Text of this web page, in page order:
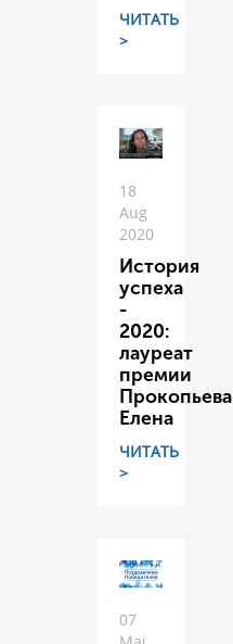
ЧИТАТЬ
>
18
Aug
2020
История
успеха
-
2020:
лауреат
премии
Прокопьева
Елена
ЧИТАТЬ
>
07